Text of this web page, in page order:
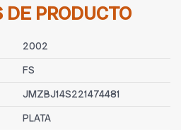
DE PRODUCTO
2002
FS
JMZBJ14S221474481
PLATA